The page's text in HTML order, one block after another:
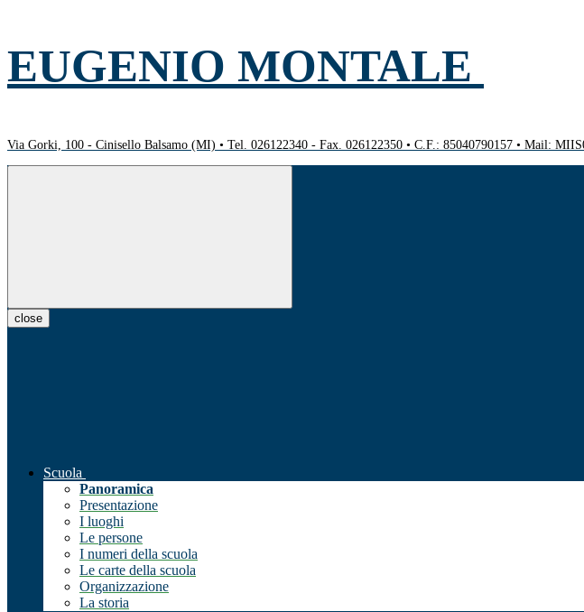
EUGENIO MONTALE
Via Gorki, 100 - Cinisello Balsamo (MI) • Tel. 026122340 - Fax. 026122350 • C.F.: 85040790157 • Mail:
close
Scuola
Panoramica
Presentazione
I luoghi
Le persone
I numeri della scuola
Le carte della scuola
Organizzazione
La storia